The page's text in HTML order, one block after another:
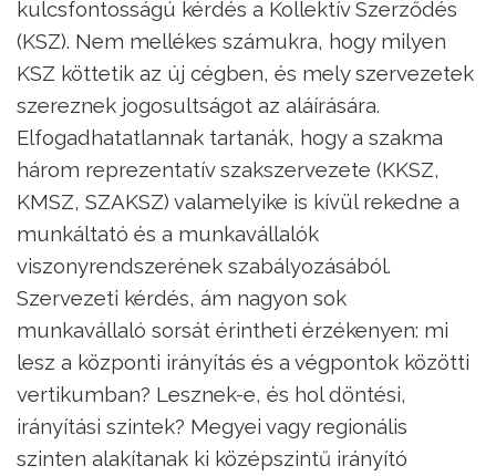
kulcsfontosságú kérdés a Kollektív Szerződés
(KSZ). Nem mellékes számukra, hogy milyen
KSZ köttetik az új cégben, és mely szervezetek
szereznek jogosultságot az aláírására.
Elfogadhatatlannak tartanák, hogy a szakma
három reprezentatív szakszervezete (KKSZ,
KMSZ, SZAKSZ) valamelyike is kívül rekedne a
munkáltató és a munkavállalók
viszonyrendszerének szabályozásából.
Szervezeti kérdés, ám nagyon sok
munkavállaló sorsát érintheti érzékenyen: mi
lesz a központi irányítás és a végpontok közötti
vertikumban? Lesznek-e, és hol döntési,
irányítási szintek? Megyei vagy regionális
szinten alakítanak ki középszintű irányító